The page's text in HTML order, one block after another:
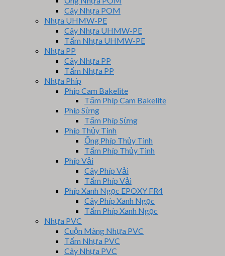
Cây Nhựa POM
Nhựa UHMW-PE
Cây Nhựa UHMW-PE
Tấm Nhựa UHMW-PE
Nhựa PP
Cây Nhựa PP
Tấm Nhựa PP
Nhựa Phíp
Phip Cam Bakelite
Tấm Phíp Cam Bakelite
Phíp Sừng
Tấm Phíp Sừng
Phíp Thủy Tinh
Ống Phíp Thủy Tinh
Tấm Phíp Thủy Tinh
Phíp Vải
Cây Phíp Vải
Tấm Phíp Vải
Phíp Xanh Ngọc EPOXY FR4
Cây Phíp Xanh Ngọc
Tấm Phíp Xanh Ngọc
Nhựa PVC
Cuộn Màng Nhựa PVC
Tấm Nhựa PVC
Cây Nhựa PVC